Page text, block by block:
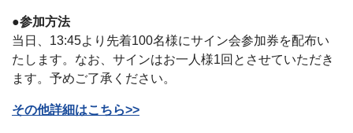
●参加方法
当日、13:45より先着100名様にサイン会参加券を配布い
たします。なお、サインはお一人様1回とさせていただき
ます。予めご了承ください。
その他詳細はこちら>>